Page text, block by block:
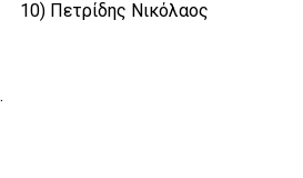
Πετρίδης Νικόλαος